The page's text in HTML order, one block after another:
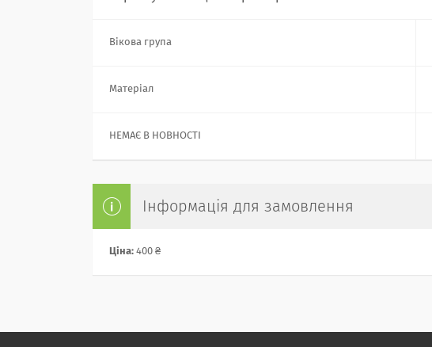
Вікова група
Матеріал
НЕМАЄ В НОВНОСТІ
Інформація для замовлення
Ціна: 400 ₴